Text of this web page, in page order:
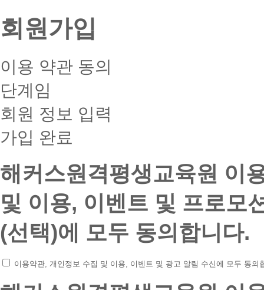
회원가입
이
약
관
동
의
2
회
보
입
력
3
가
입
완
료
현
1.
이용 약관 동의
단계임
회원 정보 입력
가입 완료
해커스원격평생교육원 이
및 이용, 이벤트 및 프로모
(선택)에 모두 동의합니다.
이용약관, 개인정보 수집 및 이용, 이벤트 및 광고 알림 수신에 모두 동의